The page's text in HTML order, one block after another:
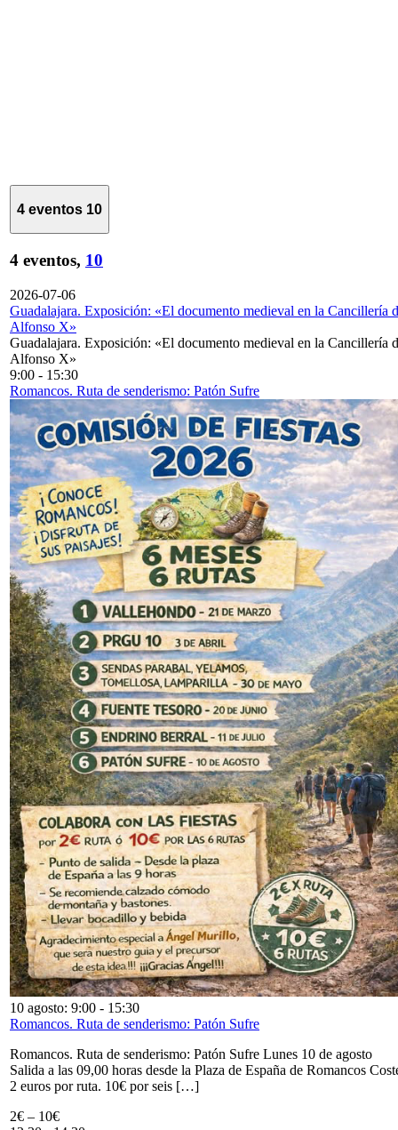
4 eventos 10
4 eventos, 10
2026-07-06
Guadalajara. Exposición: «El documento medieval en la Cancillería
Alfonso X»
Guadalajara. Exposición: «El documento medieval en la Cancillería
Alfonso X»
9:00 - 15:30
Romancos. Ruta de senderismo: Patón Sufre
10 agosto: 9:00 - 15:30
Romancos. Ruta de senderismo: Patón Sufre
Romancos. Ruta de senderismo: Patón Sufre Lunes 10 de agosto
Salida a las 09,00 horas desde la Plaza de España de Romancos
2 euros por ruta. 10€ por seis […]
2€ – 10€